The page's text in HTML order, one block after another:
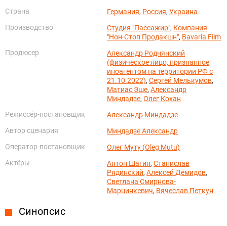
Страна
Германия, Россия,Украина
Производство
Студия "Пассажир", Компания
"Нон-Стоп Продакшн", Bavaria Film
Продюсер
Александр Роднянский
(физическое лицо, признанное
иноагентом на территории РФ с
21.10.2022),Сергей Мелькумов,
Матиас Эше,Александр
Миндадзе,Олег Кохан
Режиссёр-постановщик
Александр Миндадзе
Автор сценария
Миндадзе Александр
Оператор-постановщик
Олег Муту (Oleg Mutu)
Актёры
Антон Шагин,Станислав
Рядинский,Алексей Демидов,
Светлана Смирнова-
Марцинкевич, Вячеслав Петкун
Синопсис